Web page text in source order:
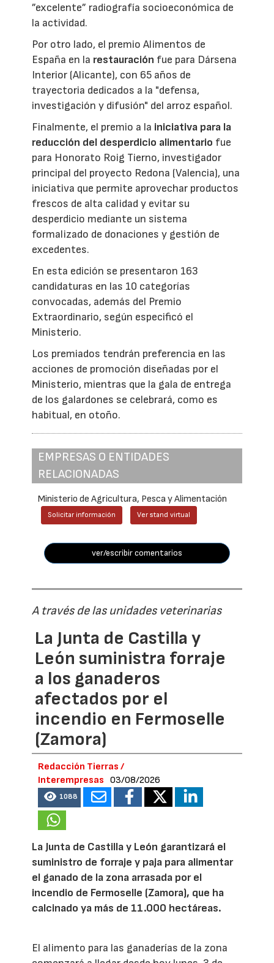
”excelente” radiografía socioeconómica de
la actividad.
Por otro lado, el premio Alimentos de
España en la restauración fue para Dársena
Interior (Alicante), con 65 años de
trayectoria dedicados a la "defensa,
investigación y difusión" del arroz español.
Finalmente, el premio a la iniciativa para la
reducción del desperdicio alimentario fue
para Honorato Roig Tierno, investigador
principal del proyecto Redona (Valencia), una
iniciativa que permite aprovechar productos
frescos de alta calidad y evitar su
desperdicio mediante un sistema
formalizado de donaciones y gestión de
excedentes.
En esta edición se presentaron 163
candidaturas en las 10 categorías
convocadas, además del Premio
Extraordinario, según especificó el
Ministerio.
Los premiados tendrán preferencia en las
acciones de promoción diseñadas por el
Ministerio, mientras que la gala de entrega
de los galardones se celebrará, como es
habitual, en otoño.
EMPRESAS O ENTIDADES
RELACIONADAS
Ministerio de Agricultura, Pesca y Alimentación
Solicitar información Ver stand virtual
ver/escribir comentarios
A través de las unidades veterinarias
La Junta de Castilla y
León suministra forraje
a los ganaderos
afectados por el
incendio en Fermoselle
(Zamora)
Redacción Tierras /
Interempresas
03/08/2026
1088
La Junta de Castilla y León garantizará el
suministro de forraje y paja para alimentar
el ganado de la zona arrasada por el
incendio de Fermoselle (Zamora), que ha
calcinado ya más de 11.000 hectáreas.
El alimento para las ganaderías de la zona